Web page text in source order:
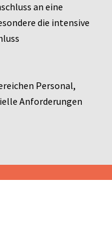
an eine
die intensive
Personal,
Anforderungen